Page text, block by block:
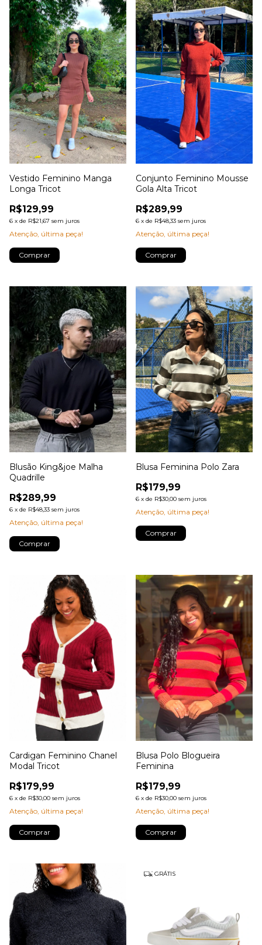
Vestido Feminino Manga
Longa Tricot
R$129,99
6 x de R$21,67 sem juros
Atenção, última peça!
Comprar
Conjunto Feminino Mousse
Gola Alta Tricot
R$289,99
6 x de R$48,33 sem juros
Atenção, última peça!
Comprar
Blusão King&joe Malha
Quadrille
R$289,99
6 x de R$48,33 sem juros
Atenção, última peça!
Comprar
Blusa Feminina Polo Zara
R$179,99
6 x de R$30,00 sem juros
Atenção, última peça!
Comprar
Cardigan Feminino Chanel
Modal Tricot
R$179,99
6 x de R$30,00 sem juros
Atenção, última peça!
Comprar
Blusa Polo Blogueira
Feminina
R$179,99
6 x de R$30,00 sem juros
Atenção, última peça!
Comprar
GRÁTIS